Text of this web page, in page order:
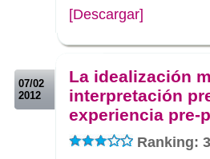
[Descargar]
07/02
2012
La idealización
interpretación
experiencia pre-
Ranking: